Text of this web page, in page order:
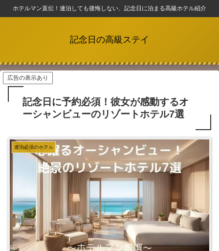
ホテルマン直伝！連泊しても後悔しない、記念日に泊まる高級ホテル紹介
記念日の高級ステイ
広告の表示あり
記念日に予約必須！彼女が感動するオ
ーシャンビューのリゾートホテル7選
連泊必須のホテル